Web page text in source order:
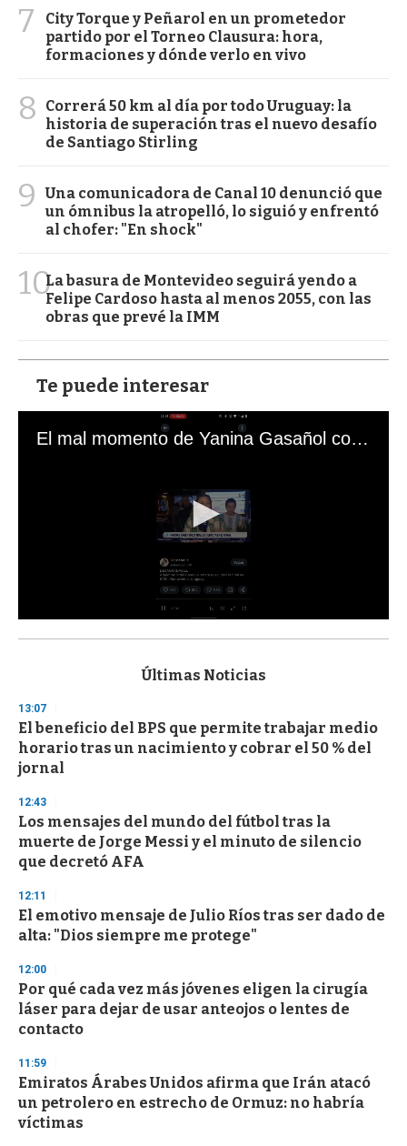
7
City Torque y Peñarol en un prometedor
partido por el Torneo Clausura: hora,
formaciones y dónde verlo en vivo
8
Correrá 50 km al día por todo Uruguay: la
historia de superación tras el nuevo desafío
de Santiago Stirling
9
Una comunicadora de Canal 10 denunció que
un ómnibus la atropelló, lo siguió y enfrentó
al chofer: "En shock"
10La basura de Montevideo seguirá yendo a
Felipe Cardoso hasta al menos 2055, con las
obras que prevé la IMM
Te puede interesar
El mal momento de Yanina Gasañol con un hincha argentino en "Subrayado"
s
d
s
o
f
3
s
e
c
o
n
d
Últimas Noticias
13:07
El beneficio del BPS que permite trabajar medio
horario tras un nacimiento y cobrar el 50 % del
jornal
12:43
Los mensajes del mundo del fútbol tras la
muerte de Jorge Messi y el minuto de silencio
que decretó AFA
12:11
El emotivo mensaje de Julio Ríos tras ser dado de
alta: "Dios siempre me protege"
12:00
Por qué cada vez más jóvenes eligen la cirugía
láser para dejar de usar anteojos o lentes de
contacto
11:59
Emiratos Árabes Unidos afirma que Irán atacó
un petrolero en estrecho de Ormuz: no habría
víctimas